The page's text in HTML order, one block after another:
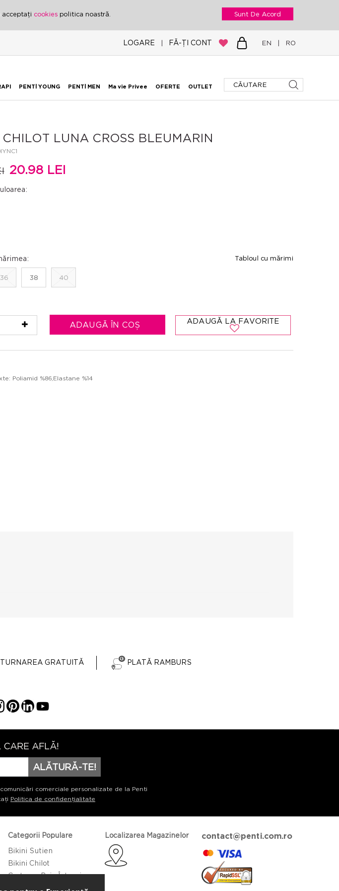
acceptați cookies politica noastră. Sunt De Acord
LOGARE | FĂ-ȚI CONT EN | RO
PENTİ YOUNG PENTİ MEN Ma vie Privee OFERTE OUTLET
LUNA CROSS BLEUMARIN
20.98 LEI
Tabloul cu mărimi
36 38 40
ADAUGĂ ÎN COȘ ADAUGĂ LA FAVORITE
Poliamid %86,Elastane %14
GRATUITĂ PLATĂ RAMBURS
CARE AFLĂ!
ALĂTURĂ-TE!
comerciale personalizate de la Penti
Politica de confidențialitate
Categorii Populare
Bikini Sutien
Bikini Chilot
Costume Baie Întregi
Caftan/Pareo
Localizarea Magazinelor contact@penti.com.ro